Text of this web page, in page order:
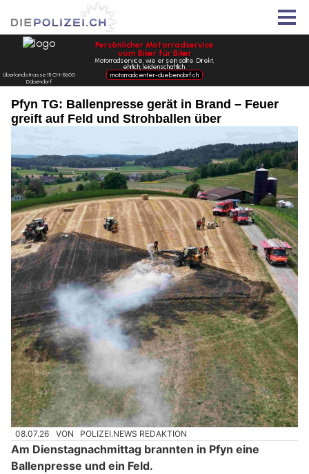
Pfyn TG: Ballenpresse gerät in Brand – Feuer
greift auf Feld und Strohballen über
08.07.26 VON POLIZEI.NEWS REDAKTION
Am Dienstagnachmittag brannten in Pfyn eine
Ballenpresse und ein Feld.